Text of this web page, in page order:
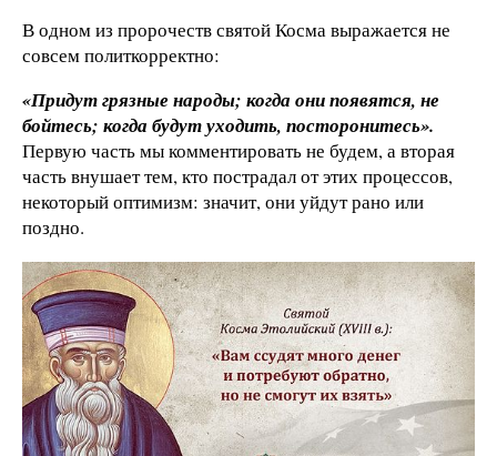
В одном из пророчеств святой Косма выражается не
совсем политкорректно:
«Придут грязные народы; когда они появятся, не
бойтесь; когда будут уходить, посторонитесь».
Первую часть мы комментировать не будем, а вторая
часть внушает тем, кто пострадал от этих процессов,
некоторый оптимизм: значит, они уйдут рано или
поздно.